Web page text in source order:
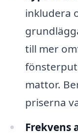
inkludera
till mer
mattor.
priserna
Frekvens